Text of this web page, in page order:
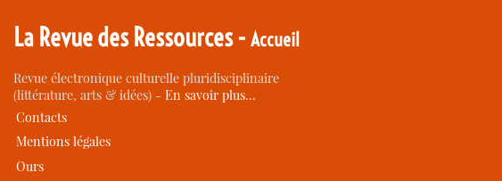
La Revue des Ressources -Accueil
Revue électronique culturelle pluridisciplinaire
(littérature, arts & idées) -En savoir plus…
Contacts
Mentions légales
Ours